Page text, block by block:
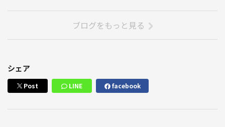
ブログをもっと見る
シェア
Post LINE facebook